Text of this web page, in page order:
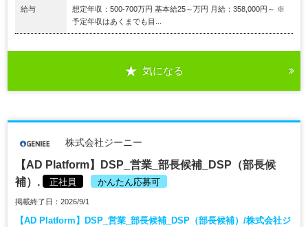
給与
想定年収：500-700万円 基本給25～万円 月給：358,000円～ ※
予定年収はあくまでも目...
気になる
株式会社ジーニー
【AD Platform】DSP_営業_部長候補_DSP（部長候
補）.
正社員 かんたん応募可
掲載終了日：2026/9/1
【AD Platform】DSP_営業_部長候補_DSP（部長候補）/株式会社ジ